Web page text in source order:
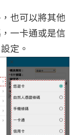
也可以將其他
一卡通或是信
定。